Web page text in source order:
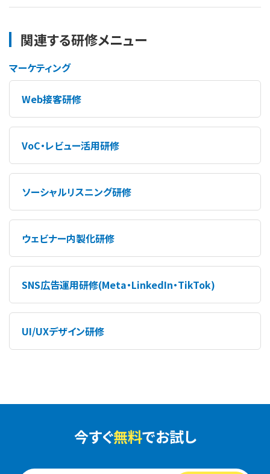
関連する研修メニュー
マーケティング
Web接客研修
VoC・レビュー活用研修
ソーシャルリスニング研修
ウェビナー内製化研修
SNS広告運用研修(Meta・LinkedIn・TikTok)
UI/UXデザイン研修
今すぐ無料でお試し